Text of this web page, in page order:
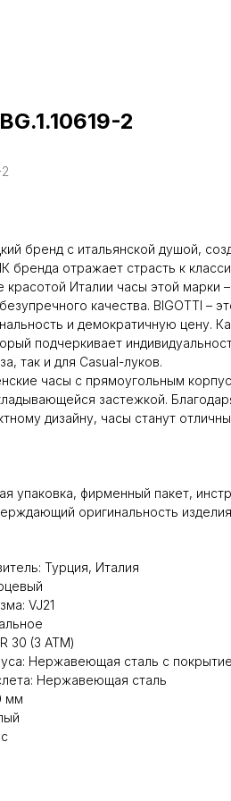
2
бренд с итальянской душой,
бренда отражает страсть к
красотой Италии часы этой марки
качества. BIGOTTI –
и демократичную цену.
подчеркивает
так и для Casual-луков.
часы с прямоугольным
застежкой.
дизайну, часы станут
упаковка, фирменный пакет,
оригинальность изделия
Турция, Италия
VJ21
30 (3 АТМ)
Нержавеющая сталь с
Нержавеющая сталь
мм